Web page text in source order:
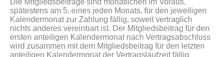
Die Mitgliedsbeiträge sind monatlichen im Voraus,
spätestens am 5. eines jeden Monats, für den jeweiligen
Kalendermonat zur Zahlung fällig, soweit vertraglich
nichts anderes vereinbart ist. Der Mitgliedsbeitrag für den
ersten anteiligen Kalendermonat nach Vertragsabschluss
wird zusammen mit dem Mitgliedsbeitrag für den letzten
anteiligen Kalendermonat der Vertragslaufzeit fällig